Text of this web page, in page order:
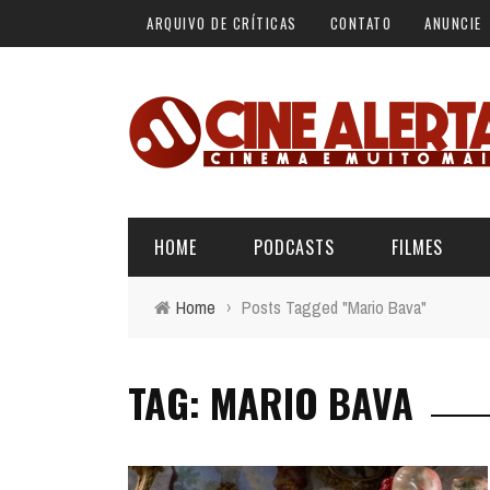
ARQUIVO DE CRÍTICAS CONTATO ANUNCIE
HOME PODCASTS
ALERTA DE SPOILER
FILMES
CINERAMA
Home › Posts Tagged "Mario Bava"
TAG: MARIO BAVA